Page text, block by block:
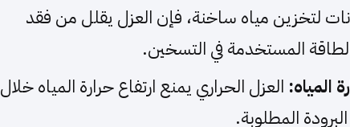
لتخزين مياه ساخنة، فإن العزل يقلل من فقد
الطاقة المستخدمة في التسخين.
المياه: العزل الحراري يمنع ارتفاع حرارة المياه خلال
المطلوبة.